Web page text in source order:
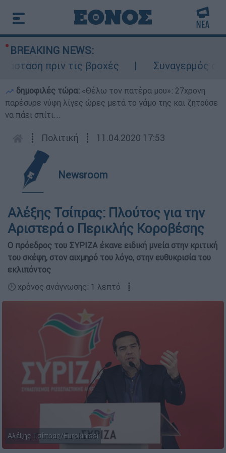
BREAKING NEWS:
πριν τις βροχές
Συναγερμός
δημοφιλές τώρα: «Θέλω τον πατέρα μου»: 27χρονη
παρέσυρε νύφη λίγες ώρες μετά το γάμο της και ζητούσε
να πάει σπίτι...
┋ Πολιτική ┋ 11.04.2020 17:53
Newsroom
Αλέξης Τσίπρας: Πλούτος για την
Aριστερά ο Περικλής Κοροβέσης
Ο πρόεδρος του ΣΥΡΙΖΑ έκανε ειδική μνεία στην κριτική
του σκέψη, στον αιχμηρό του λόγο, στην ευθυκρισία του
εκλιπόντος
🕛 χρόνος ανάγνωσης: 1 λεπτό ┋
Αλέξης Τσίπρας/Eurokinissi